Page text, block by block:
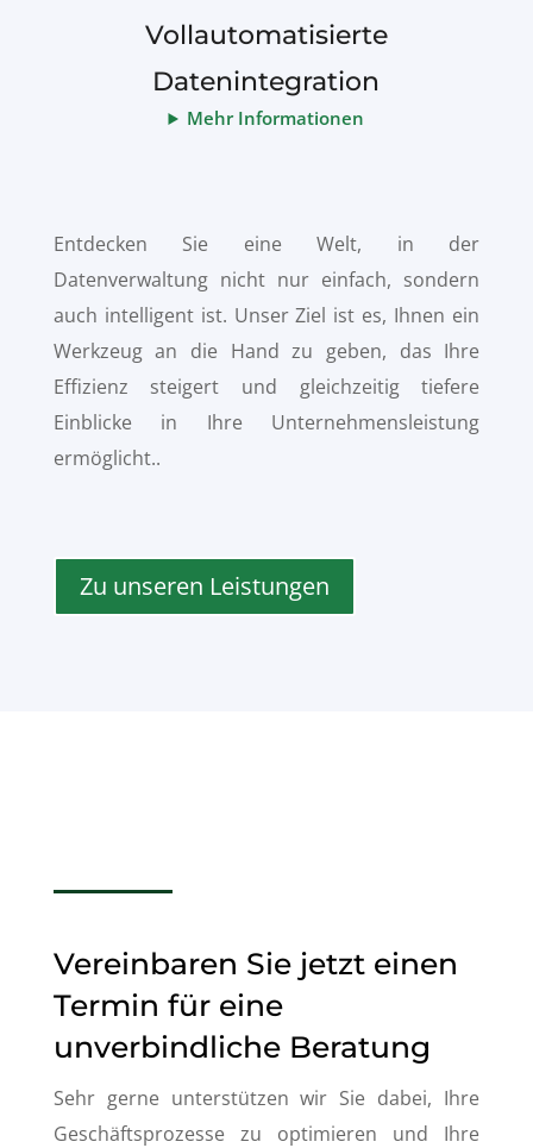
Vollautomatisierte
Datenintegration
Mehr Informationen
Entdecken Sie eine Welt, in der
Datenverwaltung nicht nur einfach, sondern
auch intelligent ist. Unser Ziel ist es, Ihnen ein
Werkzeug an die Hand zu geben, das Ihre
Effizienz steigert und gleichzeitig tiefere
Einblicke in Ihre Unternehmensleistung
ermöglicht..
Zu unseren Leistungen
Vereinbaren Sie jetzt einen
Termin für eine
unverbindliche Beratung
Sehr gerne unterstützen wir Sie dabei, Ihre
Geschäftsprozesse zu optimieren und Ihre